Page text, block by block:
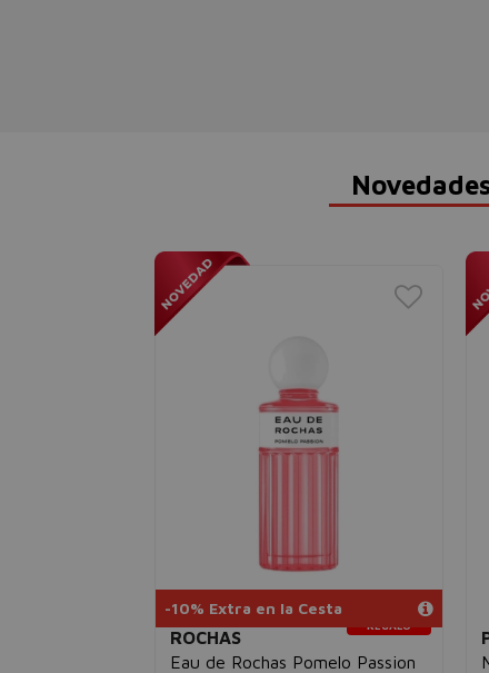
REGALO
-10% Extra en la Cesta
ROCHAS
Eau de Rochas Pomelo Passion